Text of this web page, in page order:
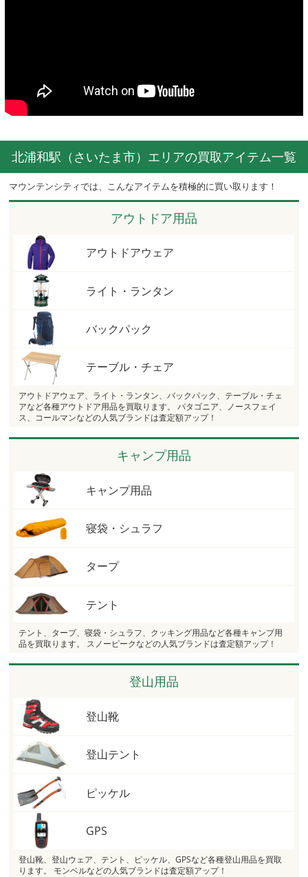
北浦和駅（さいたま市）エリアの買取アイテム一覧
マウンテンシティでは、こんなアイテムを積極的に買い取ります！
アウトドア用品
アウトドアウェア
ライト・ランタン
バックパック
テーブル・チェア
アウトドアウェア、ライト・ランタン、バックパック、テーブル・チェ
アなど各種アウトドア用品を買取ります。 パタゴニア、ノースフェイ
ス、コールマンなどの人気ブランドは査定額アップ！
キャンプ用品
キャンプ用品
寝袋・シュラフ
タープ
テント
テント、タープ、寝袋・シュラフ、クッキング用品など各種キャンプ用
品を買取ります。 スノーピークなどの人気ブランドは査定額アップ！
登山用品
登山靴
登山テント
ピッケル
GPS
登山靴、登山ウェア、テント、ピッケル、GPSなど各種登山用品を買取
ります。 モンベルなどの人気ブランドは査定額アップ！